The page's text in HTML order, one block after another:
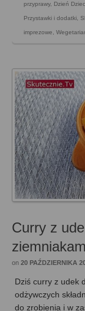
przyprawy, Dzień
Przystawki i dodatki,
imprezowe,
Curry z
on 20 PAŹDZIERNIKA
Dziś curry z udek
odżywczych
do zrobienia i w